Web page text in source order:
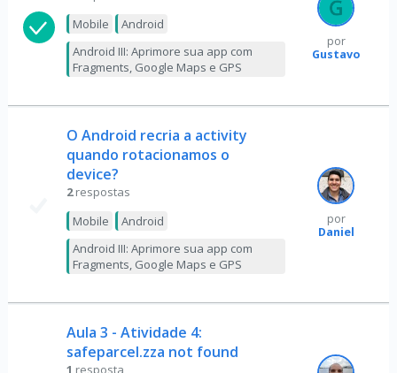
Mobile
Android
Android III: Aprimore sua app com
Fragments, Google Maps e GPS
por
Gustavo
O Android recria a activity
quando rotacionamos o
device?
2 respostas
Mobile
Android
Android III: Aprimore sua app com
Fragments, Google Maps e GPS
por
Daniel
Aula 3 - Atividade 4:
safeparcel.zza not found
1 resposta